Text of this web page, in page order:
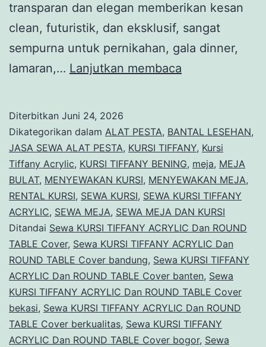
transparan dan elegan memberikan kesan
clean, futuristik, dan eksklusif, sangat
sempurna untuk pernikahan, gala dinner,
lamaran,… Lanjutkan membaca
ACRYLIC
Dan
ROUND
TABLE
Cover
Jakarta
Diterbitkan Juni 24, 2026
Dikategorikan dalam ALAT PESTA, BANTAL LESEHAN,
JASA SEWA ALAT PESTA, KURSI TIFFANY, Kursi
Tiffany Acrylic, KURSI TIFFANY BENING, meja, MEJA
BULAT, MENYEWAKAN KURSI, MENYEWAKAN MEJA,
RENTAL KURSI, SEWA KURSI, SEWA KURSI TIFFANY
ACRYLIC, SEWA MEJA, SEWA MEJA DAN KURSI
Ditandai Sewa KURSI TIFFANY ACRYLIC Dan ROUND
TABLE Cover, Sewa KURSI TIFFANY ACRYLIC Dan
ROUND TABLE Cover bandung, Sewa KURSI TIFFANY
ACRYLIC Dan ROUND TABLE Cover banten, Sewa
KURSI TIFFANY ACRYLIC Dan ROUND TABLE Cover
bekasi, Sewa KURSI TIFFANY ACRYLIC Dan ROUND
TABLE Cover berkualitas, Sewa KURSI TIFFANY
ACRYLIC Dan ROUND TABLE Cover bogor, Sewa